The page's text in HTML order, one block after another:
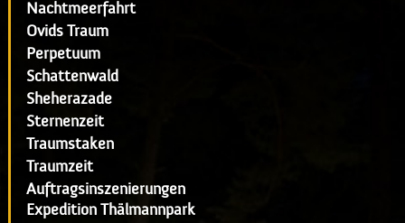
Nachtmeerfahrt
Ovids Traum
Perpetuum
Schattenwald
Sheherazade
Sternenzeit
Traumstaken
Traumzeit
Auftragsinszenierungen
Expedition Thälmannpark